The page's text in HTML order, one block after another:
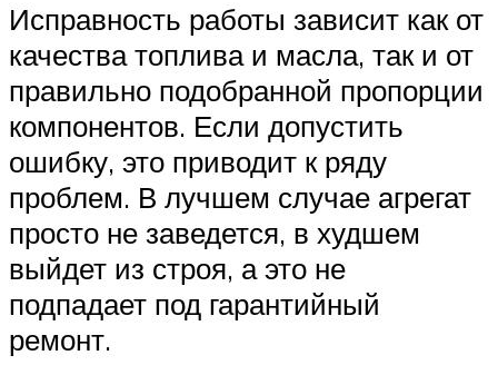
Исправность работы зависит как от
качества топлива и масла, так и от
правильно подобранной пропорции
компонентов. Если допустить
ошибку, это приводит к ряду
проблем. В лучшем случае агрегат
просто не заведется, в худшем
выйдет из строя, а это не
подпадает под гарантийный
ремонт.